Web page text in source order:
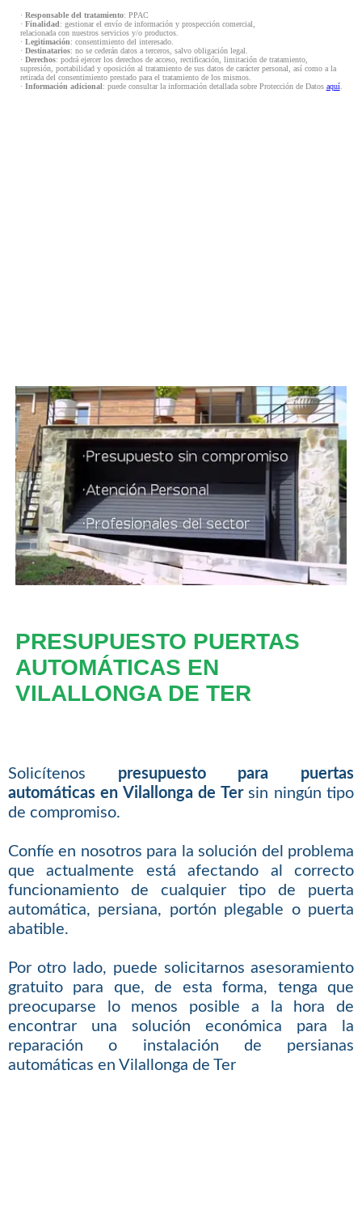
· Responsable del tratamiento: PPAC
· Finalidad: gestionar el envío de información y prospección comercial,
relacionada con nuestros servicios y/o productos.
· Legitimación: consentimiento del interesado.
· Destinatarios: no se cederán datos a terceros, salvo obligación legal.
· Derechos: podrá ejercer los derechos de acceso, rectificación, limitación de tratamiento,
supresión, portabilidad y oposición al tratamiento de sus datos de carácter personal, así como a la
retirada del consentimiento prestado para el tratamiento de los mismos.
· Información adicional: puede consultar la información detallada sobre Protección de Datos aquí.
PRESUPUESTO PUERTAS
AUTOMÁTICAS EN
VILALLONGA DE TER
Solicítenos presupuesto para puertas
automáticas en Vilallonga de Tersin ningún tipo
de compromiso.
Confíe en nosotros para la solución del problema
que actualmente está afectando al correcto
funcionamiento de cualquier tipo de puerta
automática, persiana, portón plegable o puerta
abatible.
Por otro lado, puede solicitarnos asesoramiento
gratuito para que, de esta forma, tenga que
preocuparse lo menos posible a la hora de
encontrar una solución económica para la
reparación o instalación de persianas
automáticas en Vilallonga de Ter